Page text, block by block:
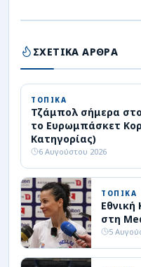
ΣΧΕΤΙΚΑ ΑΡΘΡΑ
ΤΟΠΙΚΑ
Τζάμπολ σήμερα
το Ευρωμπάσκετ
Κατηγορίας)
6 Αυγούστου 2026
ΤΟΠΙΚΑ
στη
5